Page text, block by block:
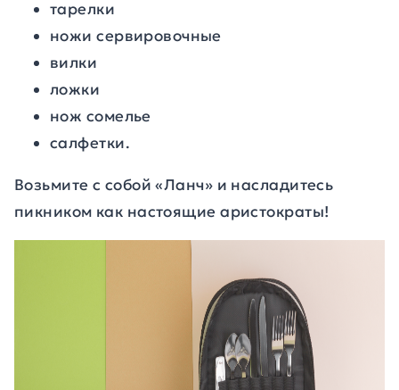
тарелки
ножи сервировочные
вилки
ложки
нож сомелье
салфетки.
Возьмите с собой «Ланч» и насладитесь
пикником как настоящие аристократы!